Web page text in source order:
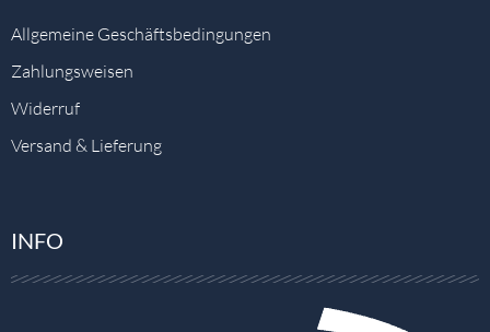
Allgemeine Geschäftsbedingungen
Zahlungsweisen
Widerruf
Versand & Lieferung
INFO